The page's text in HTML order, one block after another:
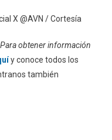
X @AVN / Cortesía
Para obtener información
y conoce todos los
también